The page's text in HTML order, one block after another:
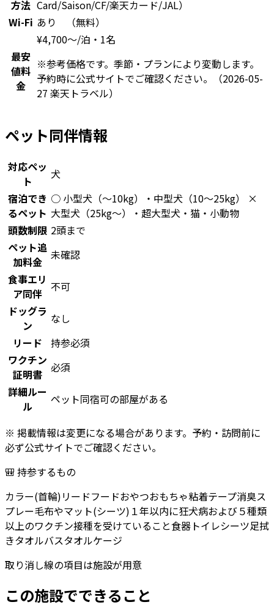
方法 Card/Saison/CF/楽天カード/JAL）
Wi-Fi あり （無料）
最安
値料
金
¥4,700〜/泊・1名
※参考価格です。季節・プランにより変動します。
予約時に公式サイトでご確認ください。
（2026-05-
27 楽天トラベル）
ペット同伴情報
対応ペッ
ト
犬
宿泊でき
るペット
○ 小型犬（〜10kg）・中型犬（10〜25kg） ×
大型犬（25kg〜）・超大型犬・猫・小動物
頭数制限 2頭まで
ペット追
加料金 未確認
食事エリ
ア同伴 不可
ドッグラ
ン
なし
リード
持参必須
ワクチン
証明書 必須
詳細ルー
ル
ペット同宿可の部屋がある
※ 掲載情報は変更になる場合があります。予約・訪問前に
必ず公式サイトでご確認ください。
🎒 持参するもの
カラー(首輪)リードフードおやつおもちゃ粘着テープ消臭ス
プレー毛布やマット(シーツ) １年以内に狂犬病および５種類
以上のワクチン接種を受けていること食器 トイレシーツ足拭
きタオルバスタオルケージ
取り消し線の項目は施設が用意
この施設でできること